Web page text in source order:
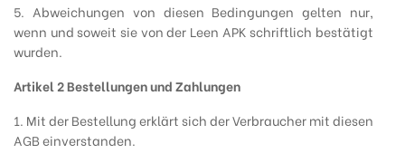
5. Abweichungen von diesen Bedingungen gelten nur,
wenn und soweit sie von der Leen APK schriftlich bestätigt
wurden.
Artikel 2 Bestellungen und Zahlungen
1. Mit der Bestellung erklärt sich der Verbraucher mit diesen
AGB einverstanden.